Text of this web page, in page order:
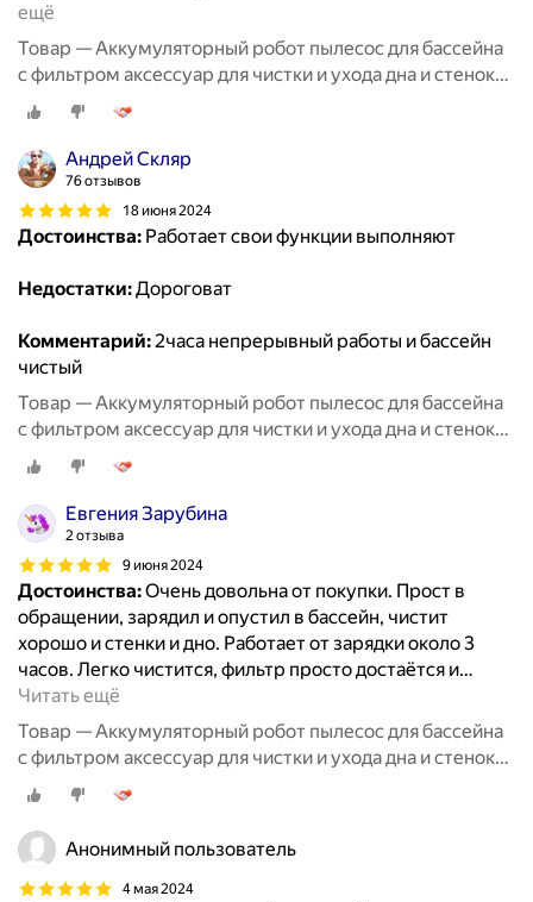
ещё
Товар — Аккумуляторный робот пылесос для бассейна
с фильтром аксессуар для чистки и ухода дна и стенок
бассейна, беспроводной робот пылесос до 150 кв. м
Андрей Скляр
76 отзывов
18 июня 2024
Достоинства: Работает свои функции выполняют
Недостатки:Дороговат
Комментарий:2часа непрерывный работы и бассейн
чистый
Товар — Аккумуляторный робот пылесос для бассейна
с фильтром аксессуар для чистки и ухода дна и стенок
бассейна, беспроводной робот пылесос до 150 кв. м
Евгения Зарубина
2 отзыва
9 июня 2024
Достоинства:Очень довольна от покупки. Прост в
обращении, зарядил и опустил в бассейн, чистит
хорошо и стенки и дно. Работает от зарядки около 3
часов. Легко чистится, фильтр просто достаётся и…
Читать ещё
Товар — Аккумуляторный робот пылесос для бассейна
с фильтром аксессуар для чистки и ухода дна и стенок
бассейна, беспроводной робот пылесос до 150 кв. м
Анонимный пользователь
4 мая 2024